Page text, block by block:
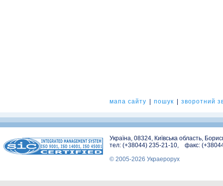
мапа сайту пошук зворотний
Україна, 08324, Київська область,
тел: (+38044) 235-21-10, факс:
© 2005-2026 Украерорух